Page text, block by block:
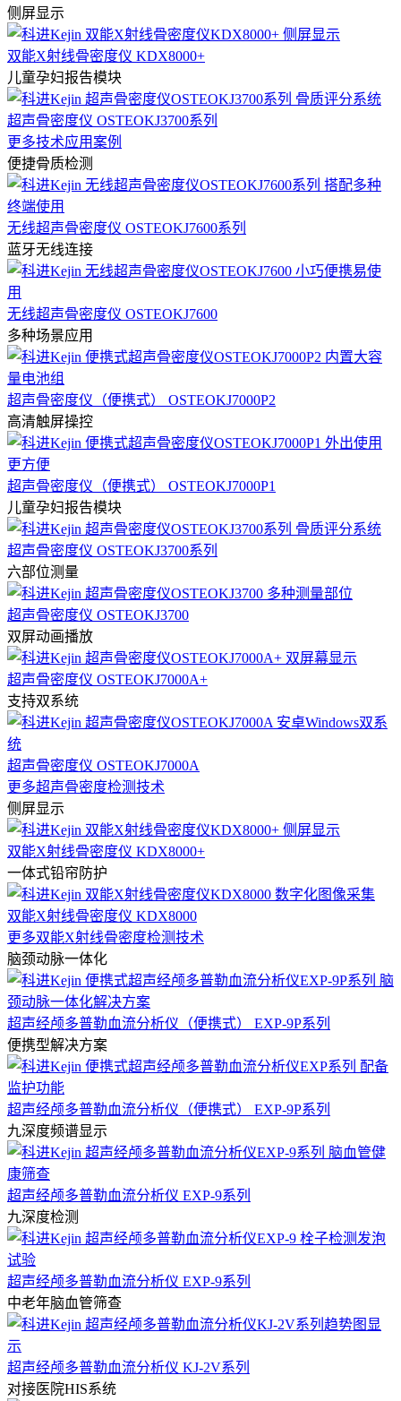
侧屏显示
双能X射线骨密度仪 KDX8000+
儿童孕妇报告模块
超声骨密度仪 OSTEOKJ3700系列
更多技术应用案例
便捷骨质检测
无线超声骨密度仪 OSTEOKJ7600系列
蓝牙无线连接
无线超声骨密度仪 OSTEOKJ7600
多种场景应用
超声骨密度仪（便携式） OSTEOKJ7000P2
高清触屏操控
超声骨密度仪（便携式） OSTEOKJ7000P1
儿童孕妇报告模块
超声骨密度仪 OSTEOKJ3700系列
六部位测量
超声骨密度仪 OSTEOKJ3700
双屏动画播放
超声骨密度仪 OSTEOKJ7000A+
支持双系统
超声骨密度仪 OSTEOKJ7000A
更多超声骨密度检测技术
侧屏显示
双能X射线骨密度仪 KDX8000+
一体式铅帘防护
双能X射线骨密度仪 KDX8000
更多双能X射线骨密度检测技术
脑颈动脉一体化
超声经颅多普勒血流分析仪（便携式） EXP-9P系列
便携型解决方案
超声经颅多普勒血流分析仪（便携式） EXP-9P系列
九深度频谱显示
超声经颅多普勒血流分析仪 EXP-9系列
九深度检测
超声经颅多普勒血流分析仪 EXP-9系列
中老年脑血管筛查
超声经颅多普勒血流分析仪 KJ-2V系列
对接医院HIS系统